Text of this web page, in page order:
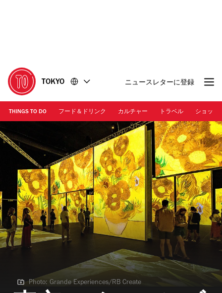
に
移
動
移
動
TOKYO ニュースレターに登録
THINGS TO DO フード＆ドリンク カルチャー トラベル ショッピ
Photo: Grande Experiences/RB Create